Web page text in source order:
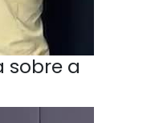
sobre a